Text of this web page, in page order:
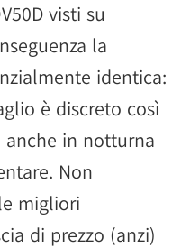
visti su
la
identica:
è discreto così
anche in notturna
Non
migliori
di prezzo (anzi)